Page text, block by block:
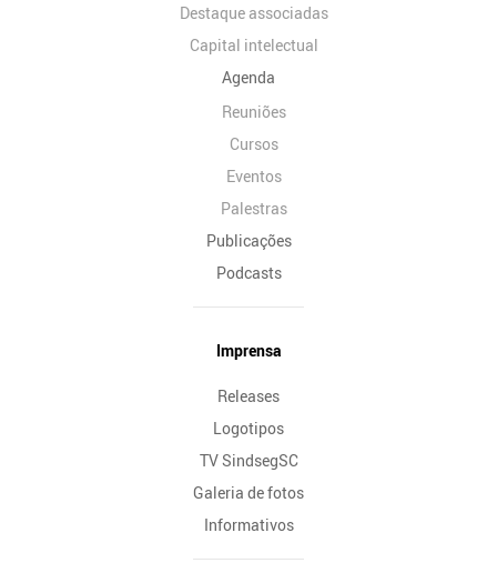
Destaque associadas
Capital intelectual
Agenda
Reuniões
Cursos
Eventos
Palestras
Publicações
Podcasts
Imprensa
Releases
Logotipos
TV SindsegSC
Galeria de fotos
Informativos